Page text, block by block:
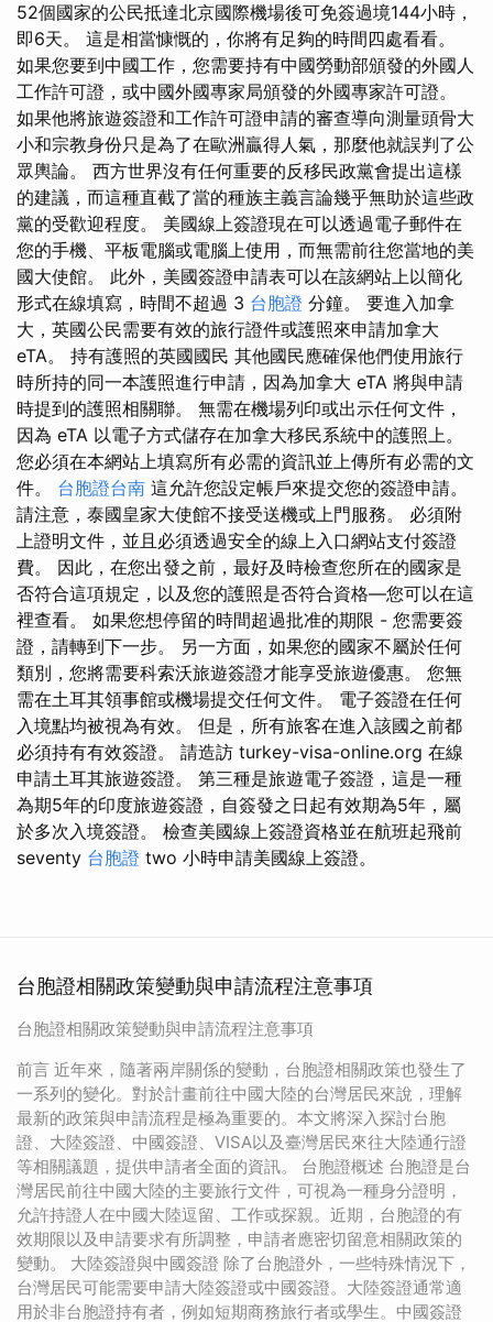
52個國家的公民抵達北京國際機場後可免簽過境144小時，
即6天。 這是相當慷慨的，你將有足夠的時間四處看看。
如果您要到中國工作，您需要持有中國勞動部頒發的外國人
工作許可證，或中國外國專家局頒發的外國專家許可證。
如果他將旅遊簽證和工作許可證申請的審查導向測量頭骨大
小和宗教身份只是為了在歐洲贏得人氣，那麼他就誤判了公
眾輿論。 西方世界沒有任何重要的反移民政黨會提出這樣
的建議，而這種直截了當的種族主義言論幾乎無助於這些政
黨的受歡迎程度。 美國線上簽證現在可以透過電子郵件在
您的手機、平板電腦或電腦上使用，而無需前往您當地的美
國大使館。 此外，美國簽證申請表可以在該網站上以簡化
形式在線填寫，時間不超過 3 台胞證 分鐘。 要進入加拿
大，英國公民需要有效的旅行證件或護照來申請加拿大
eTA。 持有護照的英國國民 其他國民應確保他們使用旅行
時所持的同一本護照進行申請，因為加拿大 eTA 將與申請
時提到的護照相關聯。 無需在機場列印或出示任何文件，
因為 eTA 以電子方式儲存在加拿大移民系統中的護照上。
您必須在本網站上填寫所有必需的資訊並上傳所有必需的文
件。 台胞證台南 這允許您設定帳戶來提交您的簽證申請。
請注意，泰國皇家大使館不接受送機或上門服務。 必須附
上證明文件，並且必須透過安全的線上入口網站支付簽證
費。 因此，在您出發之前，最好及時檢查您所在的國家是
否符合這項規定，以及您的護照是否符合資格—您可以在這
裡查看。 如果您想停留的時間超過批准的期限 - 您需要簽
證，請轉到下一步。 另一方面，如果您的國家不屬於任何
類別，您將需要科索沃旅遊簽證才能享受旅遊優惠。 您無
需在土耳其領事館或機場提交任何文件。 電子簽證在任何
入境點均被視為有效。 但是，所有旅客在進入該國之前都
必須持有有效簽證。 請造訪 turkey-visa-online.org 在線
申請土耳其旅遊簽證。 第三種是旅遊電子簽證，這是一種
為期5年的印度旅遊簽證，自簽發之日起有效期為5年，屬
於多次入境簽證。 檢查美國線上簽證資格並在航班起飛前
seventy 台胞證 two 小時申請美國線上簽證。
台胞證相關政策變動與申請流程注意事項
台胞證相關政策變動與申請流程注意事項
前言 近年來，隨著兩岸關係的變動，台胞證相關政策也發生了
一系列的變化。對於計畫前往中國大陸的台灣居民來說，理解
最新的政策與申請流程是極為重要的。本文將深入探討台胞
證、大陸簽證、中國簽證、VISA以及臺灣居民來往大陸通行證
等相關議題，提供申請者全面的資訊。 台胞證概述 台胞證是台
灣居民前往中國大陸的主要旅行文件，可視為一種身分證明，
允許持證人在中國大陸逗留、工作或探親。近期，台胞證的有
效期限以及申請要求有所調整，申請者應密切留意相關政策的
變動。 大陸簽證與中國簽證 除了台胞證外，一些特殊情況下，
台灣居民可能需要申請大陸簽證或中國簽證。大陸簽證通常適
用於非台胞證持有者，例如短期商務旅行者或學生。中國簽證